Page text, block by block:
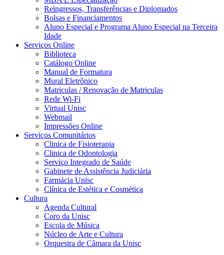
Reingressos, Transferências e Diplomados
Bolsas e Financiamentos
Aluno Especial e Programa Aluno Especial na Terceira
Idade
Serviços Online
Biblioteca
Catálogo Online
Manual de Formatura
Mural Eletrônico
Matriculas / Renovação de Matriculas
Rede Wi-Fi
Virtual Unisc
Webmail
Impressões Online
Serviços Comunitários
Clinica de Fisioterapia
Clinica de Odontologia
Serviço Integrado de Saúde
Gabinete de Assistência Judiciária
Farmácia Unisc
Clínica de Estética e Cosmética
Cultura
Agenda Cultural
Coro da Unisc
Escola de Música
Núcleo de Arte e Cultura
Orquestra de Câmara da Unisc